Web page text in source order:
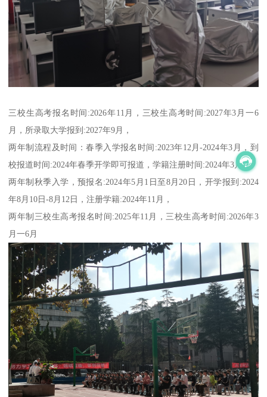
三校生高考报名时间:2026年11月，三校生高考时间:2027年3月一6
月，所录取大学报到:2027年9月，
两年制流程及时间：春季入学报名时间:2023年12月-2024年3月，到
校报道时间:2024年春季开学即可报道，学籍注册时间:2024年3月，
两年制秋季入学，预报名:2024年5月1日至8月20日，开学报到:2024
年8月10日-8月12日，注册学籍:2024年11月，
两年制三校生高考报名时间:2025年11月，三校生高考时间:2026年3
月一6月